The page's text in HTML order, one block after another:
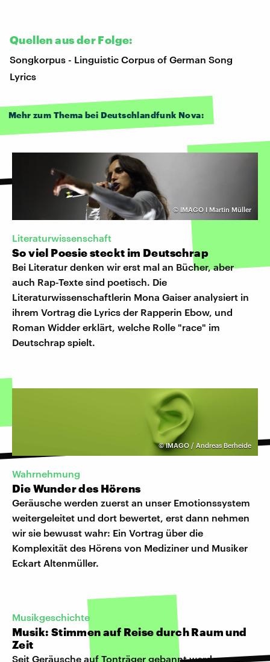
Quellen aus der Folge:
Songkorpus - Linguistic Corpus of German Song
Lyrics
Mehr zum Thema bei Deutschlandfunk Nova:
© IMAGO I Martin Müller
Literaturwissenschaft
So viel Poesie steckt im Deutschrap
Bei Literatur denken wir erst mal an Bücher, aber
auch Rap-Texte sind poetisch. Die
Literaturwissenschaftlerin Mona Gaiser analysiert in
ihrem Vortrag die Lyrics der Rapperin Ebow, und
Roman Widder erklärt, welche Rolle "race" im
Deutschrap spielt.
©IMAGO / Andreas Berheide
Wahrnehmung
Die Wunder des Hörens
Geräusche werden zuerst an unser Emotionssystem
weitergeleitet und dort bewertet, erst dann nehmen
wir sie bewusst wahr: Ein Vortrag über die
Komplexität des Hörens von Mediziner und Musiker
Eckart Altenmüller.
Musikgeschichte
Musik: Stimmen auf Reise durch Raum und
Zeit
Seit Geräusche auf Tonträger gebannt werden